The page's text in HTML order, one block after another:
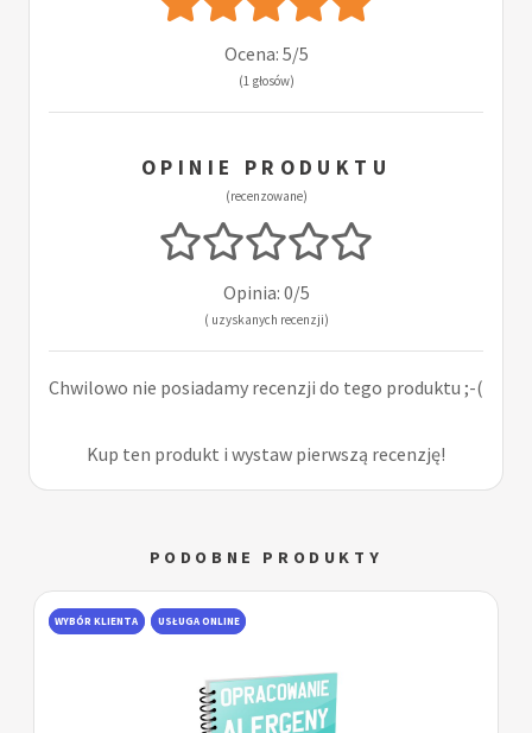
Ocena: 5/5
(1 głosów)
OPINIE PRODUKTU
(recenzowane)
Opinia: 0/5
( uzyskanych recenzji)
Chwilowo nie posiadamy recenzji do tego produktu ;-(
Kup ten produkt i wystaw pierwszą recenzję!
PODOBNE PRODUKTY
WYBÓR KLIENTA USŁUGA ONLINE